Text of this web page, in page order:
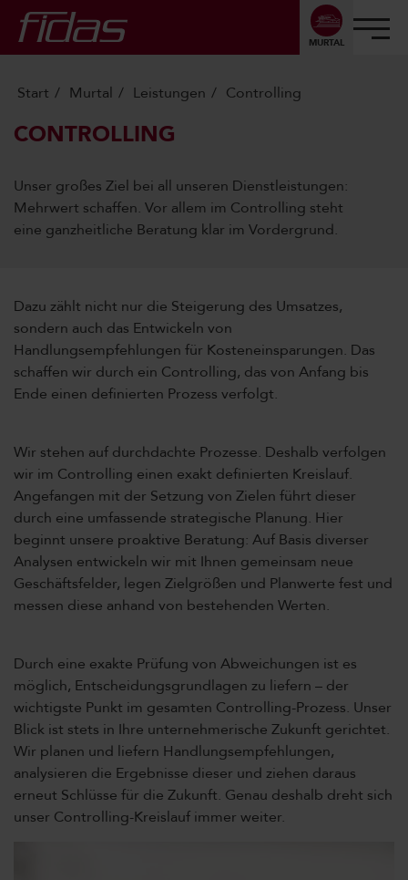
MURTAL
CONTROLLING
Start Murtal Leistungen Controlling
Unser großes Ziel bei all unseren Dienstleistungen:
Mehrwert schaffen. Vor allem im Controlling steht
eine ganzheitliche Beratung klar im Vordergrund.
Dazu zählt nicht nur die Steigerung des Umsatzes,
sondern auch das Entwickeln von
Handlungsempfehlungen für Kosteneinsparungen. Das
schaffen wir durch ein Controlling, das von Anfang bis
Ende einen definierten Prozess verfolgt.
Wir stehen auf durchdachte Prozesse. Deshalb verfolgen
wir im Controlling einen exakt definierten Kreislauf.
Angefangen mit der Setzung von Zielen führt dieser
durch eine umfassende strategische Planung. Hier
beginnt unsere proaktive Beratung: Auf Basis diverser
Analysen entwickeln wir mit Ihnen gemeinsam neue
Geschäftsfelder, legen Zielgrößen und Planwerte fest und
messen diese anhand von bestehenden Werten.
Durch eine exakte Prüfung von Abweichungen ist es
möglich, Entscheidungsgrundlagen zu liefern – der
wichtigste Punkt im gesamten Controlling-Prozess. Unser
Blick ist stets in Ihre unternehmerische Zukunft gerichtet.
Wir planen und liefern Handlungsempfehlungen,
analysieren die Ergebnisse dieser und ziehen daraus
erneut Schlüsse für die Zukunft. Genau deshalb dreht sich
unser Controlling-Kreislauf immer weiter.